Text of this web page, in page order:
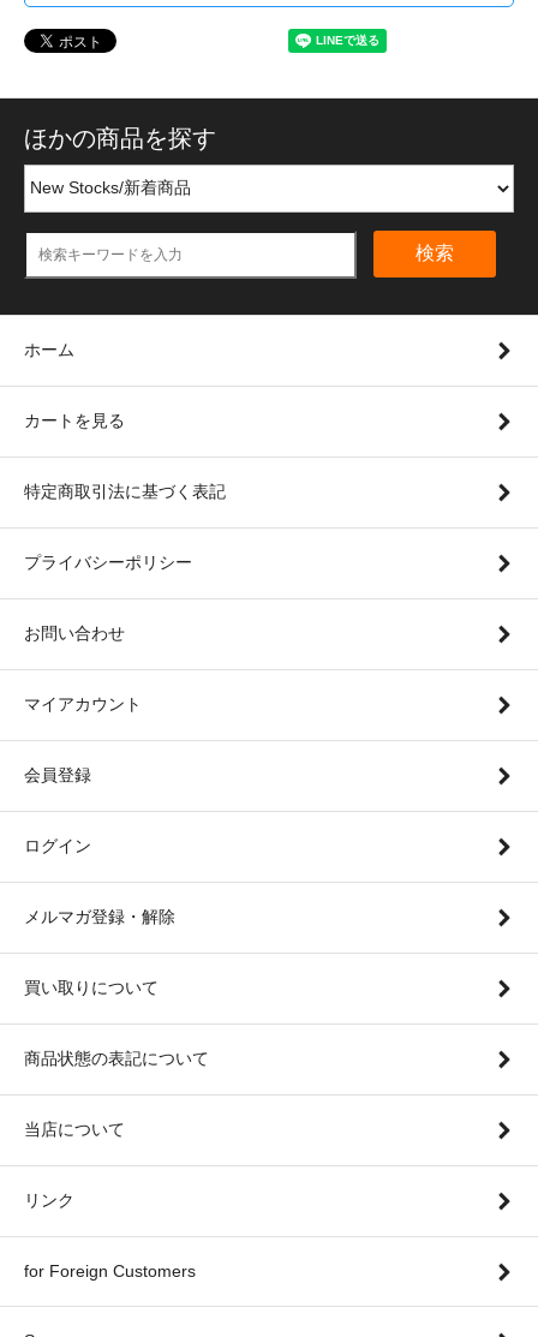
ほかの商品を探す
検索
ホーム
カートを見る
特定商取引法に基づく表記
プライバシーポリシー
お問い合わせ
マイアカウント
会員登録
ログイン
メルマガ登録・解除
買い取りについて
商品状態の表記について
当店について
リンク
for Foreign Customers